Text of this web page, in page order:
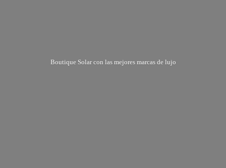
Boutique Solar con las mejores marcas de lujo